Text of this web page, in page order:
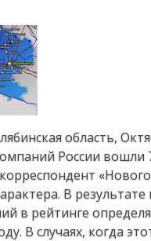
область,
России вошли
В
в рейтинге
В случаях, когда